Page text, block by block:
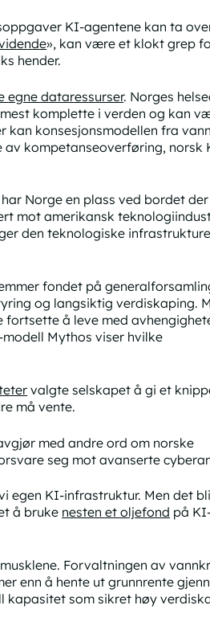
KI-agentene kan ta
», kan være et klokt grep
hender.
egne dataressurser. Norges
komplette i verden og kan
kan konsesjonsmodellen fra
kompetanseoverføring, norsk
Norge en plass ved bordet der
mot amerikansk
den teknologiske
fondet på
og langsiktig verdiskaping.
fortsette å leve med
Mythos viser hvilke
valgte selskapet å gi et
må vente.
med andre ord om norske
seg mot avanserte
egen KI-infrastruktur. Men det
å bruke nesten et oljefond på
Forvaltningen av
enn å hente ut grunnrente
kapasitet som sikret høy